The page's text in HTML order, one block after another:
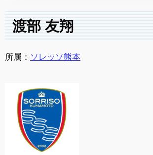
渡部 友翔
所属： ソレッソ熊本